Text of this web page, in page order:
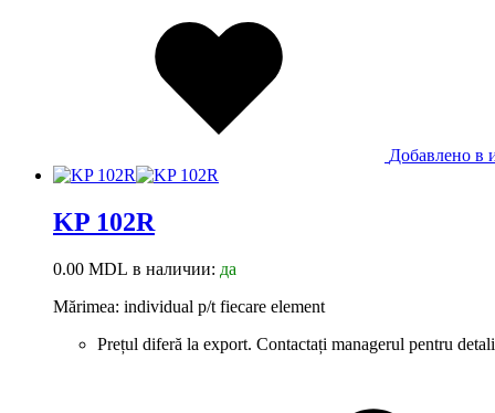
Добавлено в
KP 102R
0.00 MDL в наличии: да
Mărimea: individual p/t fiecare element
Prețul diferă la export. Contactați managerul pentru